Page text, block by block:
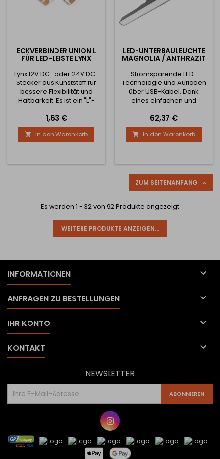
ECKVERBINDER UNION L
FÜR LED-LEISTE LYNX
Lynx 12V DC- oder 24V DC-
Stecker aus Kunststoff für
bessere Flexibilität und
Haltbarkeit. Es ist ein "L"-
orangefarbenen Punkten
an jedem Ende, die mit
dem Streifen verbunden
werden, um ihm
Er hat eine Dicke von 8
Preis
1,63 €
 In den Warenkorb
LED-UNTERBAULEUCHTE
MAGNOLIA / ANTHRAZIT
Stromsparende LED-
Technologie und Aufladen
über USB-Kabel. Dank
eines einfachen und
Taschenlampe jederzeit
aufgesetzt und während
des Aufladens
abgenommen werden. Die
beliebige Position gekippt
leuchtet. Das An- und
Ausschalten erfolgt über
Kabellose...
Preis
62,37 €
 In den Warenkorb
ZUM SEITENANFANG 
Es werden 1 - 32 von 92 Produkte angezeigt
WEITERE PRODUKTE ANZEIGEN...
INFORMATIONEN 
ANFRAGEN ZU BESTELLUNGEN 
IHR KONTO 
KONTAKT 
NEWSLETTER